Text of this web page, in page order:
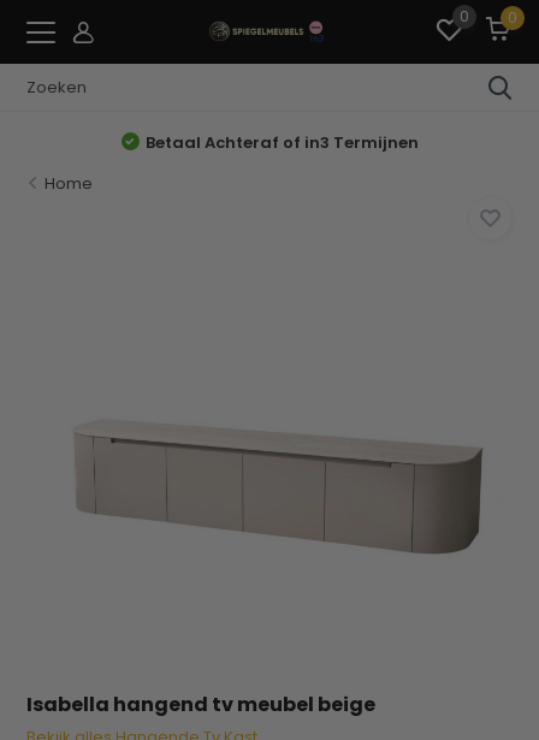
0 0
Betaal Achteraf of in3 Termijnen
Home
Isabella hangend tv meubel beige